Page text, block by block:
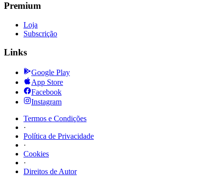
Premium
Loja
Subscrição
Links
Google Play
App Store
Facebook
Instagram
Termos e Condições
·
Política de Privacidade
·
Cookies
·
Direitos de Autor